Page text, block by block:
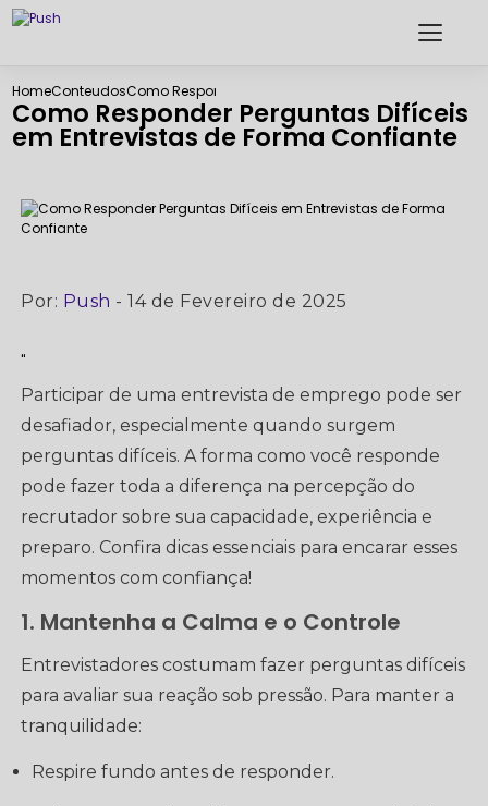
HomeConteudosComo Responder Perguntas Difíceis em Entrevistas
Como Responder Perguntas Difíceis
em Entrevistas de Forma Confiante
Por: Push - 14 de Fevereiro de 2025
"
Participar de uma entrevista de emprego pode ser
desafiador, especialmente quando surgem
perguntas difíceis. A forma como você responde
pode fazer toda a diferença na percepção do
recrutador sobre sua capacidade, experiência e
preparo. Confira dicas essenciais para encarar esses
momentos com confiança!
1. Mantenha a Calma e o Controle
Entrevistadores costumam fazer perguntas difíceis
para avaliar sua reação sob pressão. Para manter a
tranquilidade:
Respire fundo antes de responder.